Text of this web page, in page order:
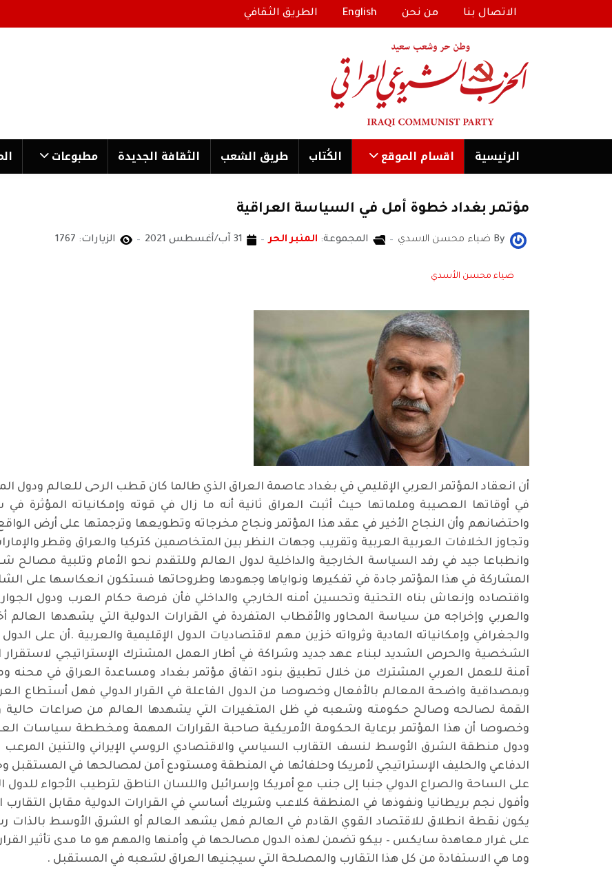
الاتصال بنا من نحن English الطريق الثقافي
الرئیسية اقسام الموقع الكُتاب طریق الشعب الثقافة الجدیدة مطبوعات
مؤتمر بغداد خطوة أمل في السياسة العراقية
By ضياء محسن الاسدي المجموعة: المنبر الحر 31 آب/أغسطس 2021 الزيارات: 1767
ضياء محسن الأسدي
أن انعقاد المؤتمر العربي الإقليمي في بغداد عاصمة العراق الذي طالما كان قطب الرحى للعالم ودول
في أوقاتها العصيبة وملماتها حيث أثبت العراق ثانية أنه ما زال في قوته وإمكانياته المؤثرة
واحتضانهم وأن النجاح الأخير في عقد هذا المؤتمر ونجاح مخرجاته وتطويعها وترجمتها على أرض
وتجاوز الخلافات العربية العربية وتقريب وجهات النظر بين المتخاصمين كتركيا والعراق وقطر
وانطباعا جيد في رفد السياسة الخارجية والداخلية لدول العالم وللتقدم نحو الأمام وتلبية
المشاركة في هذا المؤتمر جادة في تفكيرها ونواياها وجهودها وطروحاتها فستكون انعكاسها
واقتصاده وإنعاش بناه التحتية وتحسين أمنه الخارجي والداخلي فأن فرصة حكام العرب ودول
والعربي وإخراجه من سياسة المحاور والأقطاب المتفردة في القرارات الدولية التي يشهدها
والجغرافي وإمكانياته المادية وثرواته خزين مهم لاقتصاديات الدول الإقليمية والعربية .أن على
الشخصية والحرص الشديد لبناء عهد جديد وشراكة في أطار العمل المشترك الإستراتيجي لاستقرار
آمنة للعمل العربي المشترك من خلال تطبيق بنود اتفاق مؤتمر بغداد ومساعدة العراق في محنه
وبمصداقية واضحة المعالم بالأفعال وخصوصا من الدول الفاعلة في القرار الدولي فهل أستطاع
القمة لصالحه وصالح حكومته وشعبه في ظل المتغيرات التي يشهدها العالم من صراعات حالية
وخصوصا أن هذا المؤتمر برعاية الحكومة الأمريكية صاحبة القرارات المهمة ومخططة سياسات
ودول منطقة الشرق الأوسط لنسف التقارب السياسي والاقتصادي الروسي الإيراني والتنين المرعب
الدفاعي والحليف الإستراتيجي لأمريكا وحلفائها في المنطقة ومستودع آمن لمصالحها في
على الساحة والصراع الدولي جنبا إلى جنب مع أمريكا وإسرائيل واللسان الناطق لترطيب الأجواء
وأفول نجم بريطانيا ونفوذها في المنطقة كلاعب وشريك أساسي في القرارات الدولية مقابل التقارب
يكون نقطة انطلاق للاقتصاد القوي القادم في العالم فهل يشهد العالم أو الشرق الأوسط بالذات
على غرار معاهدة سايكس – بيكو تضمن لهذه الدول مصالحها في وأمنها والمهم هو ما مدى تأثير
وما هي الاستفادة من كل هذا التقارب والمصلحة التي سيجنيها العراق لشعبه في المستقبل .